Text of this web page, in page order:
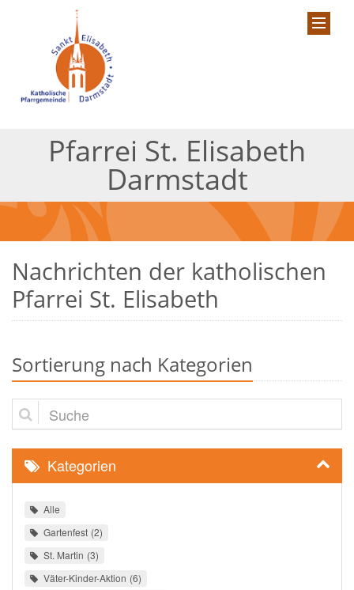
Pfarrei St. Elisabeth
Darmstadt
Nachrichten der katholischen
Pfarrei St. Elisabeth
Sortierung nach Kategorien
Suche
Kategorien
Alle
Gartenfest 2
St. Martin 3
Väter-Kinder-Aktion 6